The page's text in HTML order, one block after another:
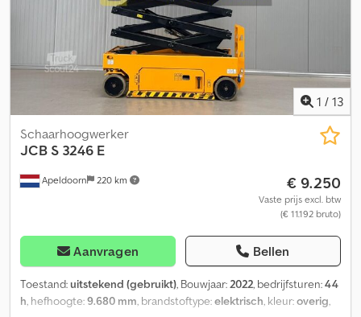
1 / 13
Apeldoorn 220 km
Schaarhoogwerker
JCB S 3246 E
€ 9.250
Vaste prijs excl. btw
(€ 11.192 bruto)
Aanvragen Bellen
Toestand:uitstekend (gebruikt), Bouwjaar:2022, bedrijfsturen:44
h, hefhoogte:9.680 mm, brandstoftype:elektrisch, kleur:overig,